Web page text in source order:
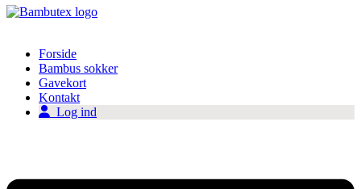
Forside
Bambus sokker
Gavekort
Kontakt
Log ind